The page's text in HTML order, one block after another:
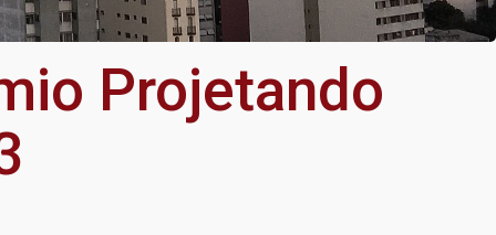
Projetando